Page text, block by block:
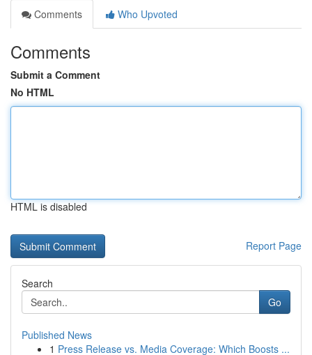
Comments
Who Upvoted
Comments
Submit a Comment
No HTML
HTML is disabled
Report Page
Search
Go
Published News
1 Press Release vs. Media Coverage: Which Boosts ...